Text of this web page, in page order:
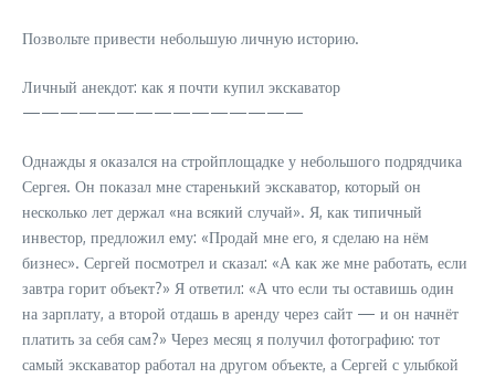
Позвольте привести небольшую личную историю.
Личный анекдот: как я почти купил экскаватор
———————————————
Однажды я оказался на стройплощадке у небольшого подрядчика
Сергея. Он показал мне старенький экскаватор, который он
несколько лет держал «на всякий случай». Я, как типичный
инвестор, предложил ему: «Продай мне его, я сделаю на нём
бизнес». Сергей посмотрел и сказал: «А как же мне работать, если
завтра горит объект?» Я ответил: «А что если ты оставишь один
на зарплату, а второй отдашь в аренду через сайт — и он начнёт
платить за себя сам?» Через месяц я получил фотографию: тот
самый экскаватор работал на другом объекте, а Сергей с улыбкой